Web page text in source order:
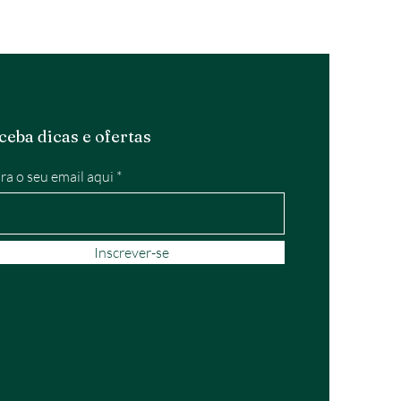
dicas e ofertas
o seu email aqui
Inscrever-se